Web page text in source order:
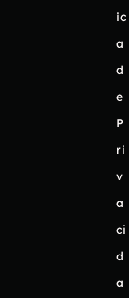
ic
a
d
e
P
ri
v
a
ci
d
a